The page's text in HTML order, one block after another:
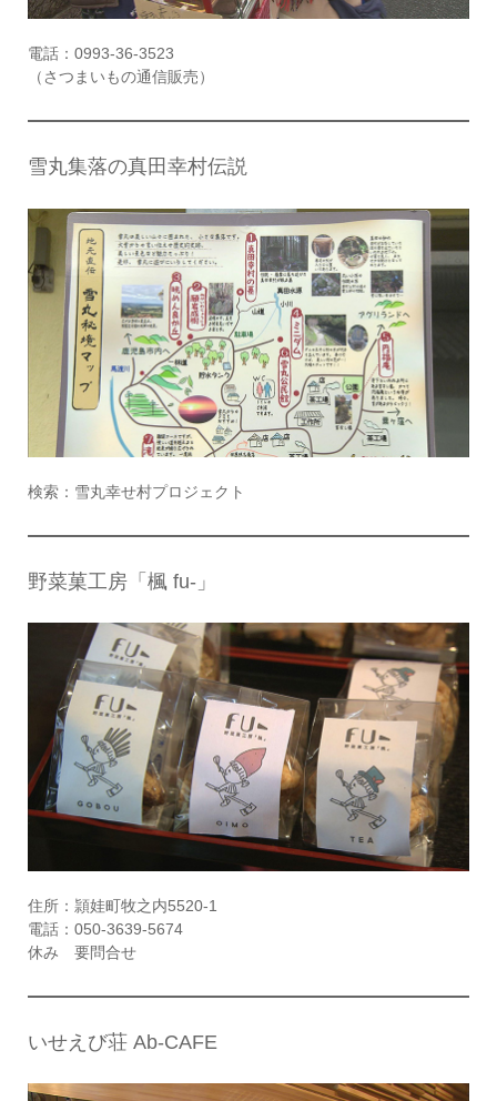
電話：0993-36-3523
（さつまいもの通信販売）
雪丸集落の真田幸村伝説
検索：雪丸幸せ村プロジェクト
野菜菓工房「楓 fu-」
住所：頴娃町牧之内5520-1
電話：050-3639-5674
休み 要問合せ
いせえび荘 Ab-CAFE